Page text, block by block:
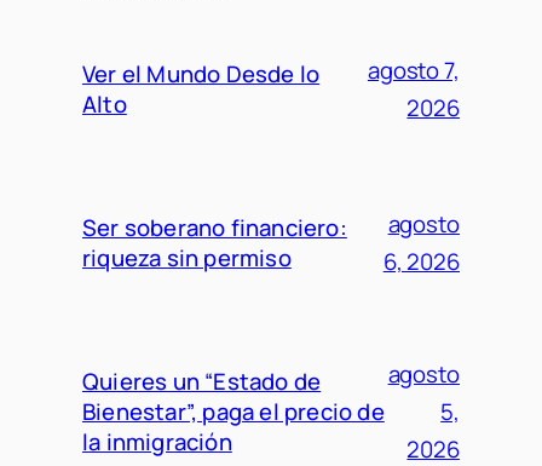
Ver el Mundo Desde lo
Alto
agosto 7,
2026
Ser soberano financiero:
riqueza sin permiso
agosto
6, 2026
Quieres un “Estado de
Bienestar”, paga el precio de
la inmigración
agosto
5,
2026